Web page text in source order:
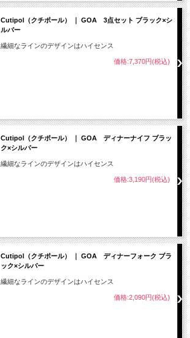
Cutipol（クチポール） ｜ GOA 3点セット ブラック×シ
ルバー
繊細なラインのデザインはハイセンス
価格:7,370円(税込)
Cutipol（クチポール） ｜ GOA ディナーナイフ ブラッ
ク×シルバー
繊細なラインのデザインはハイセンス
価格:3,190円(税込)
Cutipol（クチポール） ｜ GOA ディナーフォーク ブラ
ック×シルバー
繊細なラインのデザインはハイセンス
価格:2,090円(税込)